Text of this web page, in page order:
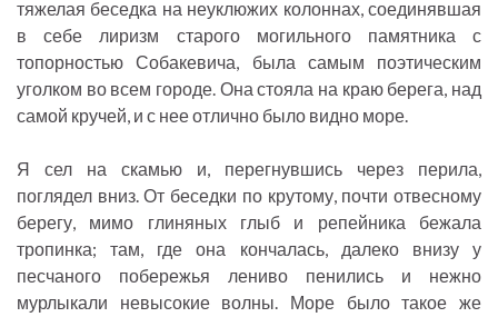
тяжелая беседка на неуклюжих колоннах, соединявшая
в себе лиризм старого могильного памятника с
топорностью Собакевича, была самым поэтическим
уголком во всем городе. Она стояла на краю берега, над
самой кручей, и с нее отлично было видно море.
Я сел на скамью и, перегнувшись через перила,
поглядел вниз. От беседки по крутому, почти отвесному
берегу, мимо глиняных глыб и репейника бежала
тропинка; там, где она кончалась, далеко внизу у
песчаного побережья лениво пенились и нежно
мурлыкали невысокие волны. Море было такое же